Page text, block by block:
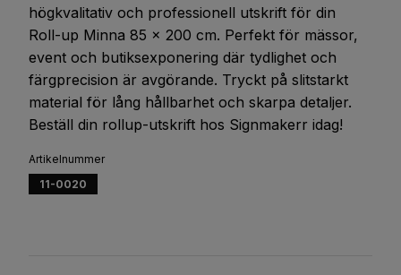
högkvalitativ och professionell utskrift för din
Roll-up Minna 85 x 200 cm. Perfekt för mässor,
event och butiksexponering där tydlighet och
färgprecision är avgörande. Tryckt på slitstarkt
material för lång hållbarhet och skarpa detaljer.
Beställ din rollup-utskrift hos Signmakerr idag!
Artikelnummer
11-0020